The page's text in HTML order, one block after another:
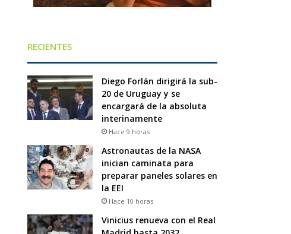
RECIENTES
Diego Forlán dirigirá la sub-
20 de Uruguay y se
encargará de la absoluta
interinamente
Hace 9 horas
Astronautas de la NASA
inician caminata para
preparar paneles solares en
la EEI
Hace 10 horas
Vinicius renueva con el Real